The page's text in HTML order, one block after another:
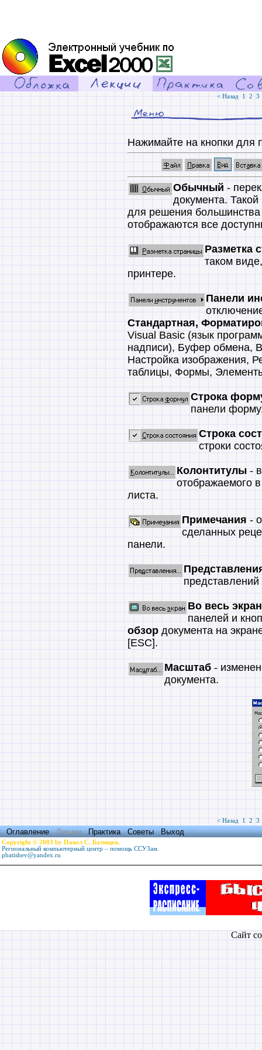
< Назад 1 2 3
Нажимайте на кнопки для
Обычный -
документа.
для решения
отображаются все
Разметка
таком
принтере.
Панели
Стандартная,
Visual Basic (язык
надписи), Буфер обмена,
Настройка изображения,
таблицы, Формы,
Строка
панели
Строка
строки
Колонтитулы -
отображаемого
листа.
Примечания -
сделанных
панели.
представлений
Во весь экран
панелей и
обзор документа на
[ESC].
Масштаб -
документа.
< Назад 1 2 3
Оглавление Лекции Практика Советы Выход
Copyright © 2003 by Павел С. Батищев.
Региональный компьютерный центр – помощь ССУЗам.
pbatishev@yandex.ru
Сайт